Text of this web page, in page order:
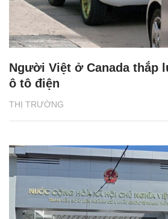
THỊ TRƯỜNG
Người Việt ở Canada thắp
ô tô điện